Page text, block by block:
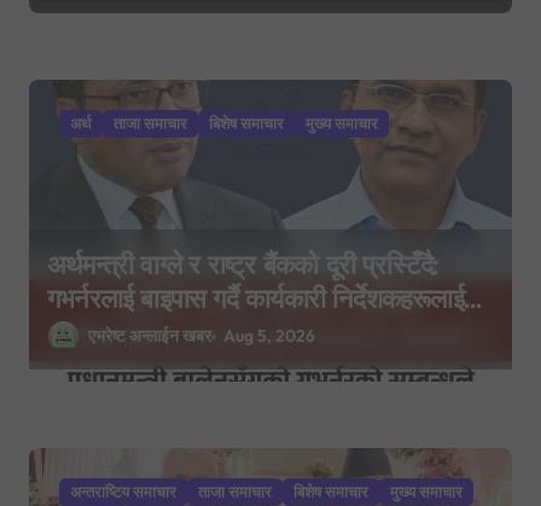
अर्थ ताजा समाचार बिशेष समाचार मुख्य समाचार
अर्थमन्त्री वाग्ले र राष्ट्र बैंकको दूरी प्रस्टिँदै:
गभर्नरलाई बाइपास गर्दै कार्यकारी निर्देशकहरूलाई
मन्त्रालय बोलाइयो
एभरेष्ट अन्लाईन खबर Aug 5, 2026
अन्तराष्टिय समाचार ताजा समाचार बिशेष समाचार
मुख्य समाचार